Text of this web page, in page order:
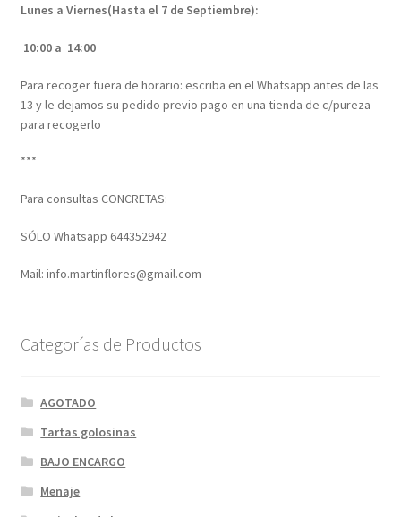
Lunes a Viernes(Hasta el 7 de Septiembre):
10:00 a 14:00
Para recoger fuera de horario: escriba en el Whatsapp antes de las
13 y le dejamos su pedido previo pago en una tienda de c/pureza
para recogerlo
***
Para consultas CONCRETAS:
SÓLO Whatsapp 644352942
Mail: info.martinflores@gmail.com
Categorías de Productos
AGOTADO
Tartas golosinas
BAJO ENCARGO
Menaje